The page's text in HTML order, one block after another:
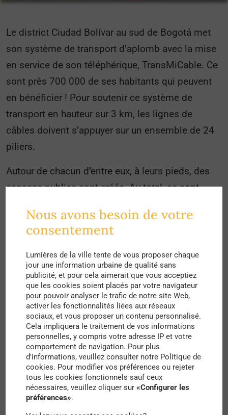
Le district Ciudad Bolívar au sud de Bogotá met
son système de transport d’aplomb avec la mise
en service de son téléphérique, TransMiCable. Ce
sont près 700 000 de ses habitants qui peuvent
en bénéficier ! Pour soutenir ce système de
transport en hauteur sur 3 km, les lignes de
câbles doivent s’appuyer sur un ensemble de 24
piliers.
Autour de chacun d’entre eux, à leurs pieds, des
espaces publics sont créés. Au total, ce sont
publics et espaces de vie, avec différentes zones
d’accessibilité pour les passagers, de
commerces, de parcs à vélos facilitant
l’intermodalité, mais aussi l’installation d’autres
services tels que des bains publics !
Avec un investissement de 240 millions de
dollars, l’Institut de développement urbain et
administratif par Transmilenio change la mobilité
de la ville. Mais, l’ambition est plus grande car
c’est aussi un meilleur cadre de vie qui se profile.
S’intégrant dans un projet plus large “El proyecto
Nous avons besoin de votre
consentement
Lumières de la ville tente de vous proposer chaque
jour une information urbaine de qualité sans
publicité, et pour cela aimerait que vous acceptiez
que les cookies soient placés par votre navigateur
pour pouvoir analyser le trafic de notre site Web,
activer les fonctionnalités liées aux réseaux
sociaux, et vous proposer un contenu personnalisé.
Cela impliquera le traitement de vos informations
personnelles, y compris votre adresse IP et votre
comportement de navigation. Pour plus
d'informations, veuillez consulter notre Politique de
cookies. Pour modifier vos préférences ou rejeter
tous les cookies fonctionnels sauf ceux
nécessaires, veuillez cliquer sur«Configurer les
préférences».